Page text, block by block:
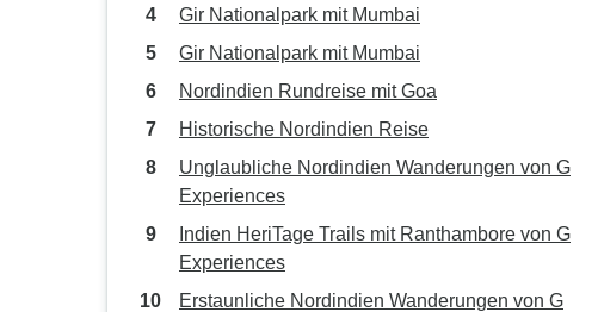
Gir Nationalpark mit Mumbai
Gir Nationalpark mit Mumbai
Nordindien Rundreise mit Goa
Historische Nordindien Reise
Unglaubliche Nordindien Wanderungen von G
Experiences
Indien HeriTage Trails mit Ranthambore von G
Experiences
Erstaunliche Nordindien Wanderungen von G